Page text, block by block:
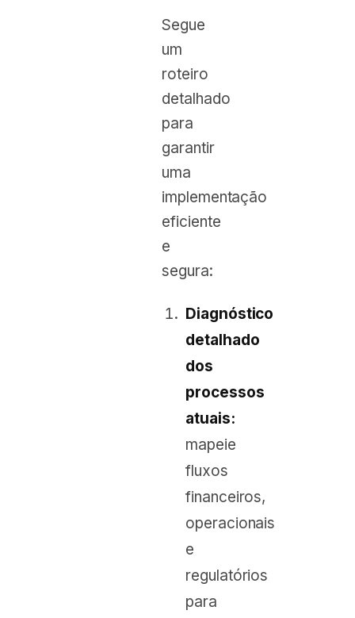
Segue
um
roteiro
detalhado
para
garantir
uma
implementação
eficiente
e
segura:
Diagnóstico
detalhado
dos
processos
atuais:
mapeie
fluxos
financeiros,
operacionais
e
regulatórios
para